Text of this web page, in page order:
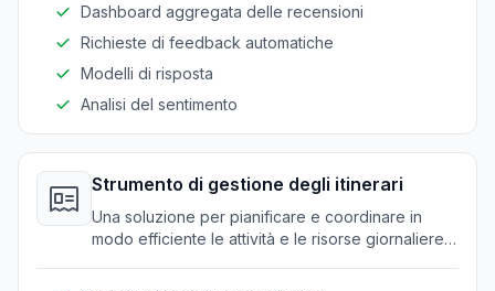
Dashboard aggregata delle recensioni
Richieste di feedback automatiche
Modelli di risposta
Analisi del sentimento
Strumento di gestione degli itinerari
Una soluzione per pianificare e coordinare in
modo efficiente le attività e le risorse giornaliere